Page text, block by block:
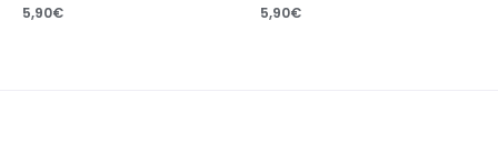
5,90€ 5,90€